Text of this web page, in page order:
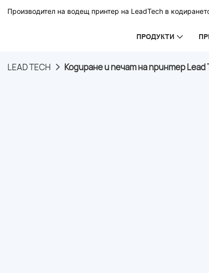
Производител на водещ принтер на LeadTech в
ПРОДУКТИ
LEAD TECH Кодиране и печат на принтер Lead